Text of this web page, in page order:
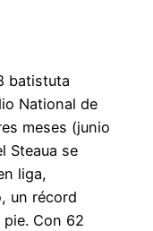
National de
meses (junio
Steaua se
liga,
un récord
Con 62